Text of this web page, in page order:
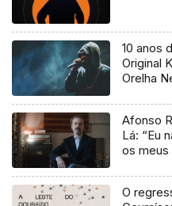
10 anos
Original
Orelha
Afonso
Lá: “Eu
os meus
O